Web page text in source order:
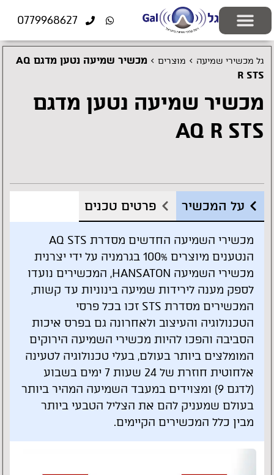
לתוכן
0779968627
גל מכשירי שמיעה > מוצרים >
מכשיר שמיעה נטען מדגם AQ
R STS
מכשיר שמיעה נטען מדגם
AQ R STS
על המכשיר פרטים טכנים
מכשירי השמיעה החדשים מסדרת AQ STS
הנטענים מיוצרים 100% בגרמניה על ידי יצרנית
מכשירי השמיעה HANSATON, המכשירים נועדו
לספק מענה לירידות שמיעה בינוניות עד קשות,
המכשירים מסדרת STS זכו בכל פרסי
הטכנולוגיה והעיצוב ולאחרונה גם בפרס איכות
הסביבה והפכו להיות מכשירי השמיעה הירוקים
המומלצים ביותר בעולם, בעלי טכנולוגיה לטעינה
אלחוטית חוזרת של 24 שעות 7 ימים בשבוע
(לדגם 9) ומצוידים במעבד השמיעה המהיר ביותר
בעולם שמעניק להם את הצליל הטבעי ביותר
מבין כלל המכשירים הקיימים.